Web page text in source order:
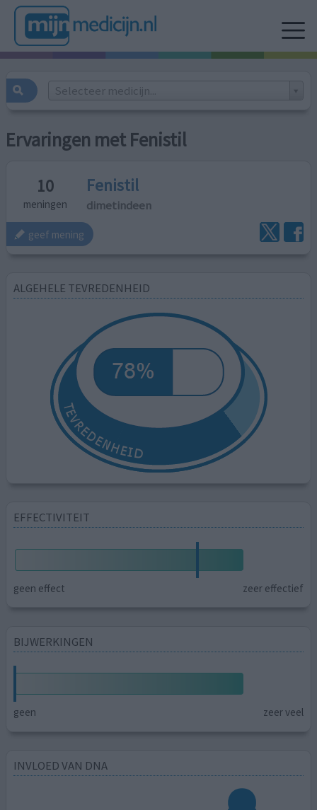
Selecteer medicijn...
Ervaringen met Fenistil
10
meningen
Fenistil
dimetindeen
geef mening
ALGEHELE TEVREDENHEID
EFFECTIVITEIT
geen effect zeer effectief
BIJWERKINGEN
geen zeer veel
INVLOED VAN DNA